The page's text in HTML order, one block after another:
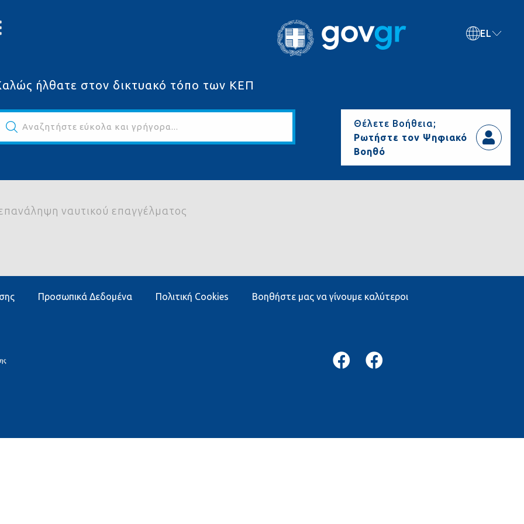
ήλθατε στον δικτυακό τόπο των ΚΕΠ
Αναζητήστε εύκολα και γρήγορα...
EL
Θέλετε Βοήθεια;
Ρωτήστε τον Ψηφιακό
Βοηθό
ναυτικού επαγγέλματος
Προσωπικά Δεδομένα Πολιτική Cookies Βοηθήστε μας να γίνουμε καλύτεροι